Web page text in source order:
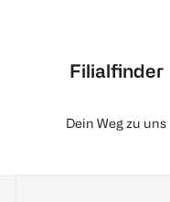
Filialfinder
Dein Weg zu uns